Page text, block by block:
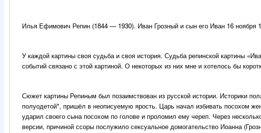
Илья Ефимович Репин (1844 — 1930). Иван Грозный и сын его Иван 16 ноября
У каждой картины своя судьба и своя история. Судьба репинской картины
событий связано с этой картиной. О некоторых из них мне и хотелось бы
Сюжет картины Репиным был позаимствован из русской истории. Историки
полуодетой*, пришёл в неописуемую ярость. Царь начал избивать посохом
ударил своего сына посохом по голове и проломил ему череп. Через
версии, причиной ссоры послужило сексуальное домогательство Иоанна